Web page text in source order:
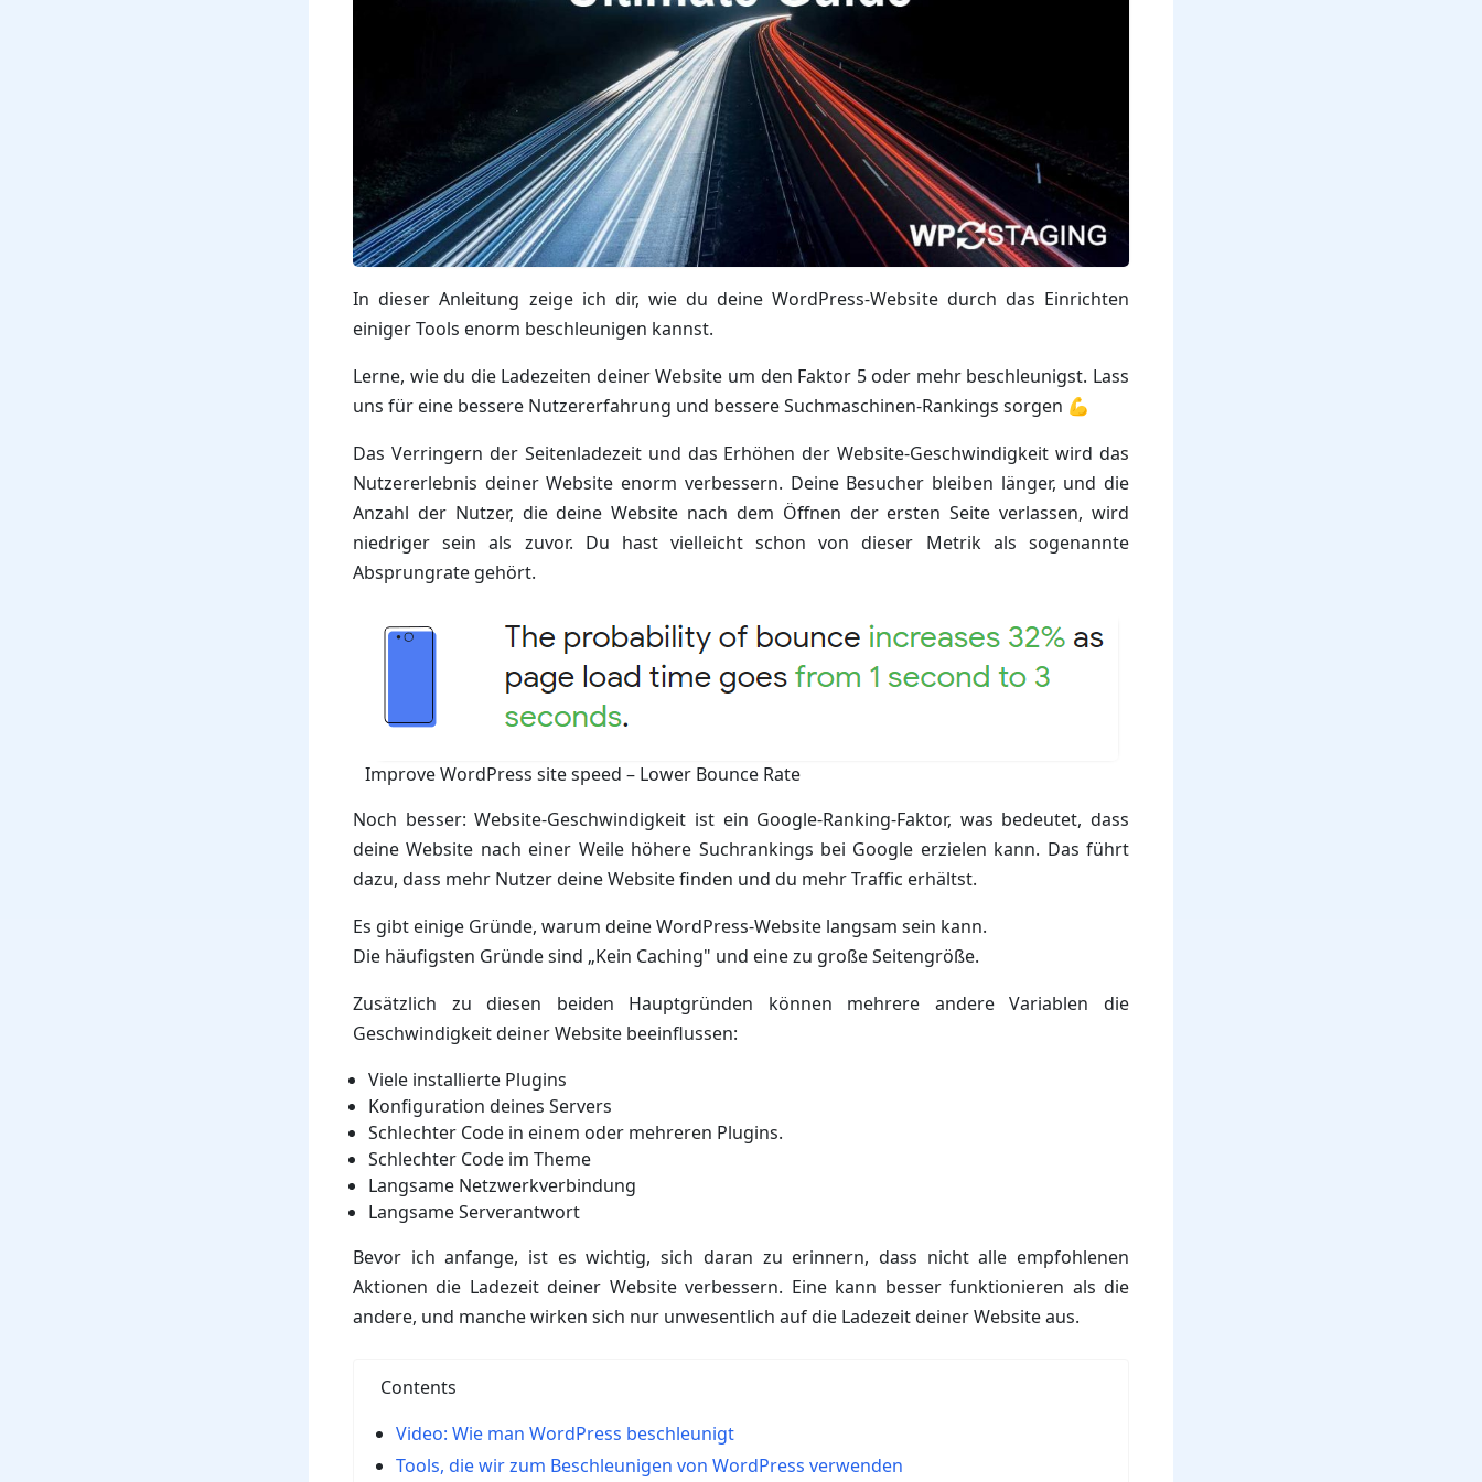
In dieser Anleitung zeige ich dir, wie du deine WordPress-Website durch das Einrichten
einiger Tools enorm beschleunigen kannst.
Lerne, wie du die Ladezeiten deiner Website um den Faktor 5 oder mehr beschleunigst. Lass
uns für eine bessere Nutzererfahrung und bessere Suchmaschinen-Rankings sorgen 💪
Das Verringern der Seitenladezeit und das Erhöhen der Website-Geschwindigkeit wird das
Nutzererlebnis deiner Website enorm verbessern. Deine Besucher bleiben länger, und die
Anzahl der Nutzer, die deine Website nach dem Öffnen der ersten Seite verlassen, wird
niedriger sein als zuvor. Du hast vielleicht schon von dieser Metrik als sogenannte
Absprungrate gehört.
Improve WordPress site speed – Lower Bounce Rate
Noch besser: Website-Geschwindigkeit ist ein Google-Ranking-Faktor, was bedeutet, dass
deine Website nach einer Weile höhere Suchrankings bei Google erzielen kann. Das führt
dazu, dass mehr Nutzer deine Website finden und du mehr Traffic erhältst.
Es gibt einige Gründe, warum deine WordPress-Website langsam sein kann.
Die häufigsten Gründe sind „Kein Caching" und eine zu große Seitengröße.
Zusätzlich zu diesen beiden Hauptgründen können mehrere andere Variablen die
Geschwindigkeit deiner Website beeinflussen:
Viele installierte Plugins
Konfiguration deines Servers
Schlechter Code in einem oder mehreren Plugins.
Schlechter Code im Theme
Langsame Netzwerkverbindung
Langsame Serverantwort
Bevor ich anfange, ist es wichtig, sich daran zu erinnern, dass nicht alle empfohlenen
Aktionen die Ladezeit deiner Website verbessern. Eine kann besser funktionieren als die
andere, und manche wirken sich nur unwesentlich auf die Ladezeit deiner Website aus.
Contents
Video: Wie man WordPress beschleunigt
Tools, die wir zum Beschleunigen von WordPress verwenden